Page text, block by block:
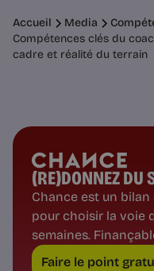
Accueil Media
Compétences clés du
cadre et réalité du terrain
(RE)DONNEZ DU
Chance est un
pour choisir la voie
semaines.
Faire le point